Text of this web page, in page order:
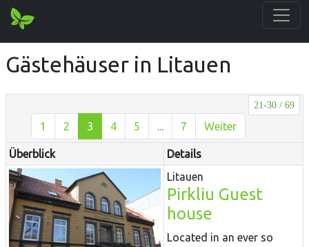
Gästehäuser in Litauen
21-30 / 69
1 2 3 4 5 ... 7 Weiter
Überblick
Details
Litauen
Pirkliu Guest
house
Located in an ever so